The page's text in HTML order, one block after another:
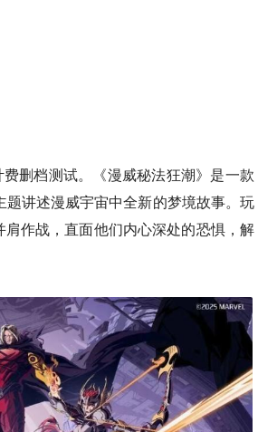
删档测试。《漫威秘法狂潮》是一款
讲述漫威宇宙中全新的梦境故事。玩
作战，直面他们内心深处的恐惧，解